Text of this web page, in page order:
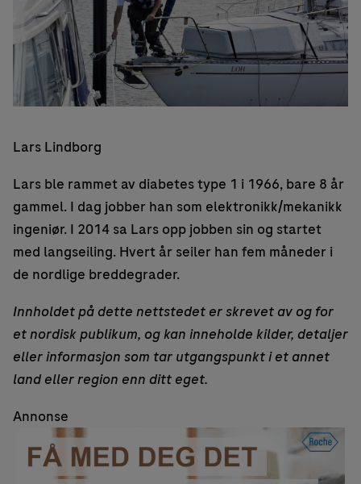
Lars Lindborg
Lars ble rammet av diabetes type 1 i 1966, bare 8 år
gammel. I dag jobber han som elektronikk/mekanikk
ingeniør. I 2014 sa Lars opp jobben sin og startet
med langseiling. Hvert år seiler han fem måneder i
de nordlige breddegrader.
Innholdet på dette nettstedet er skrevet av og for
et nordisk publikum, og kan inneholde kilder, detaljer
eller informasjon som tar utgangspunkt i et annet
land eller region enn ditt eget.
Annonse